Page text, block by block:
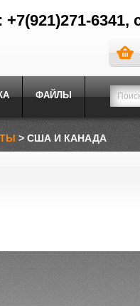
+7(921)271-6341,
ФАЙЛЫ
> США И КАНАДА